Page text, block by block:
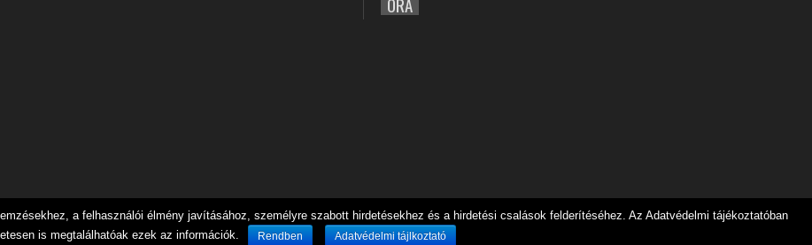
ÓRA
a felhasználói élmény javításához, személyre szabott hirdetésekhez és a hirdetési csalások felderítéséhez. Az Adatvédelmi tájékoztatóban
is megtalálhatóak ezek az információk.
Rendben Adatvédelmi tájlkoztató